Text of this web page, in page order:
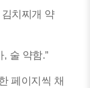
치찌개 약
술 약함.”
페이지씩 채